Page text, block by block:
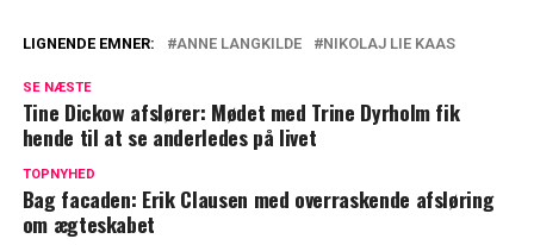
nu ord på sit valg
Nikolaj Lie Kaas indrømmer: Denne rolle
LIGNENDE EMNER: ANNE LANGKILDE NIKOLAJ LIE KAAS
SE NÆSTE
Tine Dickow afslører: Mødet med Trine Dyrholm fik
hende til at se anderledes på livet
TOPNYHED
Bag facaden: Erik Clausen med overraskende afsløring
om ægteskabet